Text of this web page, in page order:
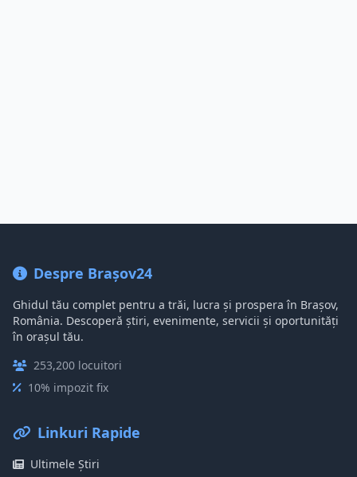
Despre Brașov24
Ghidul tău complet pentru a trăi, lucra și prospera în Brașov,
România. Descoperă știri, evenimente, servicii și oportunități
în orașul tău.
253,200 locuitori
10% impozit fix
Linkuri Rapide
Ultimele Știri